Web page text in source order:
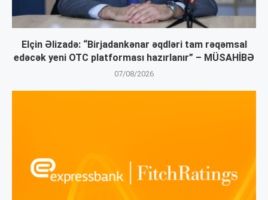
Elçin Əlizadə: “Birjadankənar əqdləri tam rəqəmsal
edəcək yeni OTC platforması hazırlanır” – MÜSAHİBƏ
07/08/2026